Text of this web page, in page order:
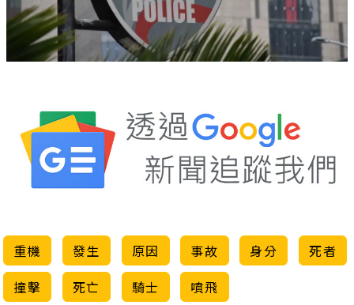
重機 發生 原因 事故 身分
死者
撞擊
死亡 騎士 噴飛